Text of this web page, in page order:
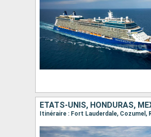
ÉTATS-UNIS, HONDURAS,
Itinéraire : Fort Lauderdale,